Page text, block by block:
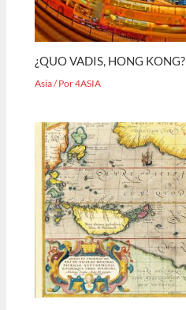
¿QUO VADIS, HONG KONG?
Asia/ Por4ASIA